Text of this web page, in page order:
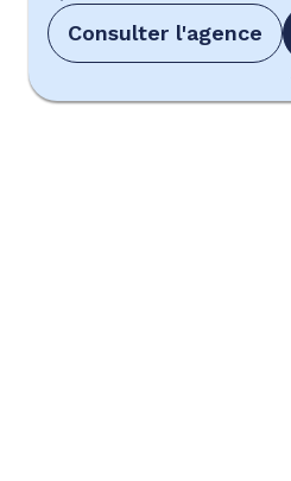
Consulter l'agence